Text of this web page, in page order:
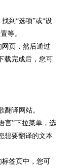
到“选项”或“设
等。
页，然后通过
载完成后，您可
翻译网站。
言”下拉菜单，选
想要翻译的文本
签页中，您可